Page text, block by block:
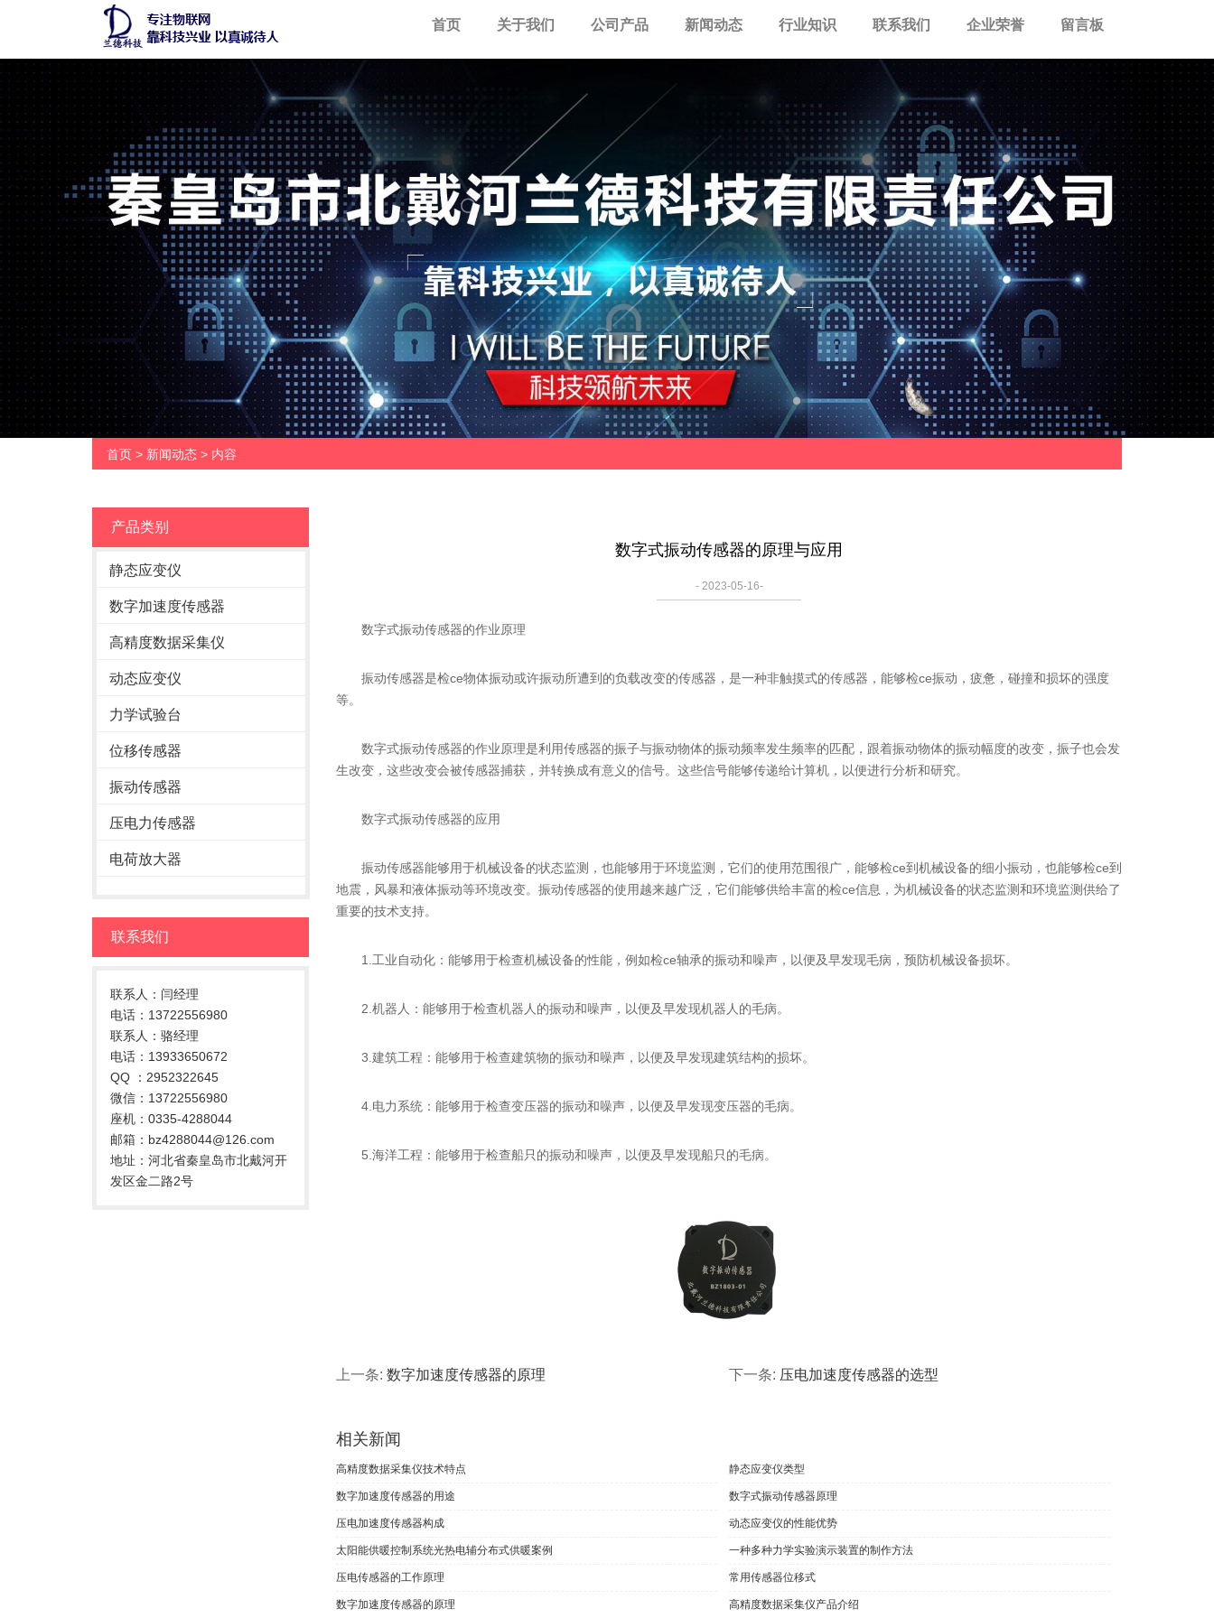
首页 关于我们 公司产品 新闻动态 行业知识 联系我们 企业荣誉 留言板
首页 > 新闻动态 > 内容
产品类别
静态应变仪
数字加速度传感器
高精度数据采集仪
动态应变仪
力学试验台
位移传感器
振动传感器
压电力传感器
电荷放大器
联系我们
联系人：闫经理
电话：13722556980
联系人：骆经理
电话：13933650672
QQ ：2952322645
微信：13722556980
座机：0335-4288044
邮箱：bz4288044@126.com
地址：河北省秦皇岛市北戴河开
发区金二路2号
数字式振动传感器的原理与应用
- 2023-05-16-
数字式振动传感器的作业原理
振动传感器是检ce物体振动或许振动所遭到的负载改变的传感器，是一种非触摸式的传感器，能够检ce振动，疲惫，碰撞和损坏的强度
等。
数字式振动传感器的作业原理是利用传感器的振子与振动物体的振动频率发生频率的匹配，跟着振动物体的振动幅度的改变，振子也会发
生改变，这些改变会被传感器捕获，并转换成有意义的信号。这些信号能够传递给计算机，以便进行分析和研究。
数字式振动传感器的应用
振动传感器能够用于机械设备的状态监测，也能够用于环境监测，它们的使用范围很广，能够检ce到机械设备的细小振动，也能够检ce到
地震，风暴和液体振动等环境改变。振动传感器的使用越来越广泛，它们能够供给丰富的检ce信息，为机械设备的状态监测和环境监测供给了
重要的技术支持。
1.工业自动化：能够用于检查机械设备的性能，例如检ce轴承的振动和噪声，以便及早发现毛病，预防机械设备损坏。
2.机器人：能够用于检查机器人的振动和噪声，以便及早发现机器人的毛病。
3.建筑工程：能够用于检查建筑物的振动和噪声，以便及早发现建筑结构的损坏。
4.电力系统：能够用于检查变压器的振动和噪声，以便及早发现变压器的毛病。
5.海洋工程：能够用于检查船只的振动和噪声，以便及早发现船只的毛病。
上一条: 数字加速度传感器的原理 下一条: 压电加速度传感器的选型
相关新闻
高精度数据采集仪技术特点 静态应变仪类型
数字加速度传感器的用途 数字式振动传感器原理
压电加速度传感器构成 动态应变仪的性能优势
太阳能供暖控制系统光热电辅分布式供暖案例 一种多种力学实验演示装置的制作方法
压电传感器的工作原理 常用传感器位移式
数字加速度传感器的原理 高精度数据采集仪产品介绍